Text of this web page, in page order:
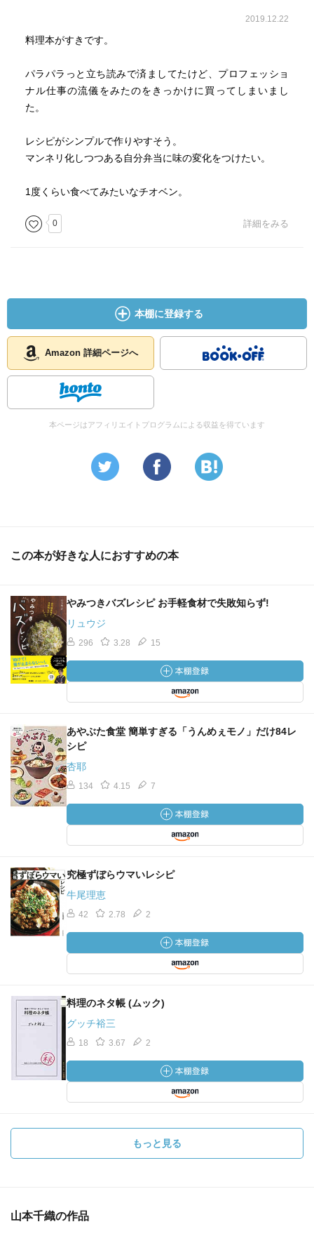
2019.12.22
料理本がすきです。
パラパラっと立ち読みで済ましてたけど、プロフェッショ
ナル仕事の流儀をみたのをきっかけに買ってしまいまし
た。
レシピがシンプルで作りやすそう。
マンネリ化しつつある自分弁当に味の変化をつけたい。
1度くらい食べてみたいなチオベン。
0 詳細をみる
本棚に登録する
Amazon 詳細ページへ
本ページはアフィリエイトプログラムによる収益を得ています
この本が好きな人におすすめの本
やみつきバズレシピ お手軽食材で失敗知らず!
リュウジ
296 3.28 15
あやぶた食堂 簡単すぎる「うんめぇモノ」だけ84レ
シピ
杏耶
134 4.15 7
究極ずぼらウマいレシピ
牛尾理恵
42 2.78 2
料理のネタ帳 (ムック)
グッチ裕三
18 3.67 2
もっと見る
山本千織の作品